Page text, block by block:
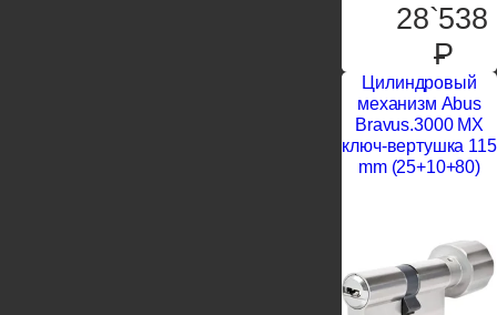
28`538
P
Цилиндровый
механизм Abus
Bravus.3000 MX
ключ-вертушка 115
mm (25+10+80)